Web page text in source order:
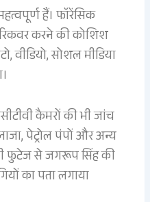
हैं। फॉरेंसिक
करने की कोशिश
वीडियो, सोशल मीडिया
कैमरों की भी जांच
पेट्रोल पंपों और अन्य
फुटेज से जगरूप सिंह की
का पता लगाया